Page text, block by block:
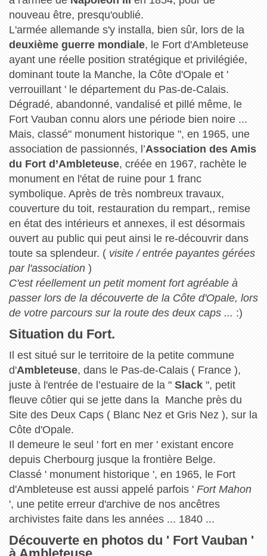
nouveau être, presqu'oublié.
L'armée allemande s'y installa, bien sûr, lors de la
deuxième guerre mondiale, le Fort d'Ambleteuse
ayant une réelle position stratégique et privilégiée,
dominant toute la Manche, la Côte d'Opale et '
verrouillant ' le département du Pas-de-Calais.
Dégradé, abandonné, vandalisé et pillé même, le
Fort Vauban connu alors une période bien noire ...
Mais, classé" monument historique ", en 1965, une
association de passionnés, l’Association des Amis
du Fort d’Ambleteuse, créée en 1967, rachète le
monument en l'état de ruine pour 1 franc
symbolique. Après de très nombreux travaux,
couverture du toit, restauration du rempart,, remise
en état des intérieurs et annexes, il est désormais
ouvert au public qui peut ainsi le re-découvrir dans
toute sa splendeur. ( visite / entrée payantes gérées
par l'association)
C'est réellement un petit moment fort agréable à
passer lors de la découverte de la Côte d'Opale, lors
de votre parcours sur la route des deux caps ... :)
Situation du Fort.
Il est situé sur le territoire de la petite commune
d'Ambleteuse, dans le Pas-de-Calais ( France ),
juste à l'entrée de l’estuaire de la " Slack", petit
fleuve côtier qui se jette dans la Manche près du
Site des Deux Caps ( Blanc Nez et Gris Nez ), sur la
Côte d'Opale.
Il demeure le seul ' fort en mer ' existant encore
depuis Cherbourg jusque la frontière Belge.
Classé ' monument historique ', en 1965, le Fort
d'Ambleteuse est aussi appelé parfois ' Fort Mahon
', une petite erreur d'archive de nos ancêtres
archivistes faite dans les années ... 1840 ...
Découverte en photos du ' Fort Vauban '